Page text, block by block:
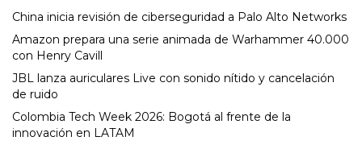
China inicia revisión de ciberseguridad a Palo Alto Networks
Amazon prepara una serie animada de Warhammer 40.000
con Henry Cavill
JBL lanza auriculares Live con sonido nítido y cancelación
de ruido
Colombia Tech Week 2026: Bogotá al frente de la
innovación en LATAM